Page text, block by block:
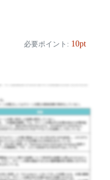
必要ポイント: 10pt